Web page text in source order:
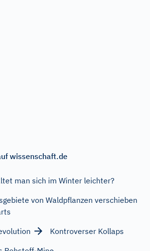
wissenschaft.de
man sich im Winter leichter?
von Waldpflanzen verschieben
Kontroverser Kollaps